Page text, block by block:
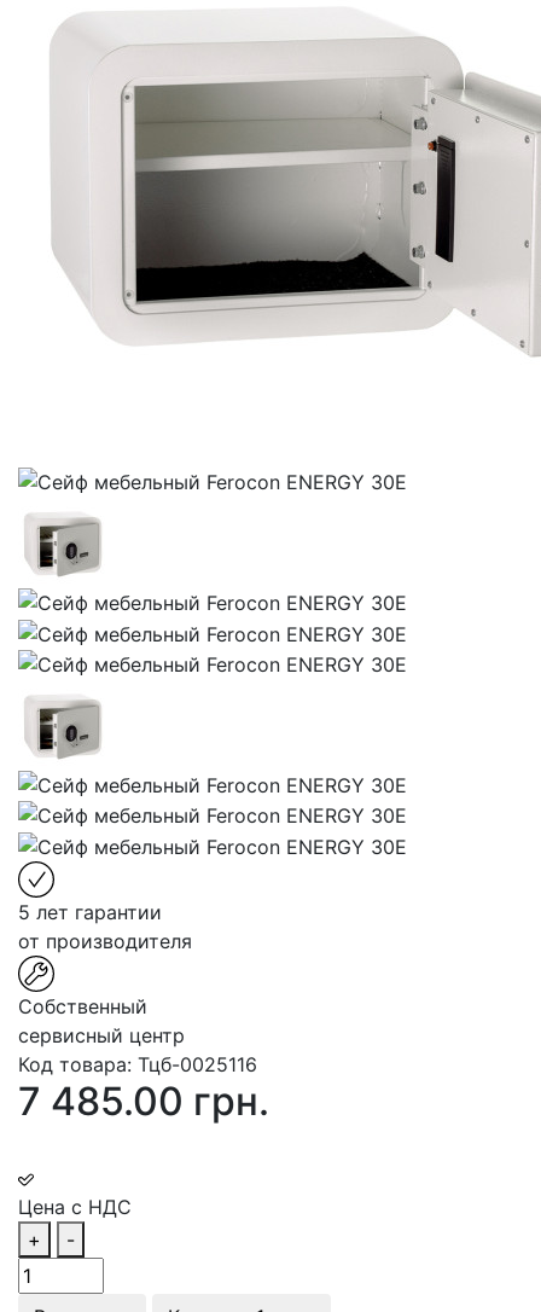
5 лет гарантии
от производителя
Собственный
сервисный центр
Код товара: Тцб-0025116
7 485.00 грн.
Цена с НДС
+
-